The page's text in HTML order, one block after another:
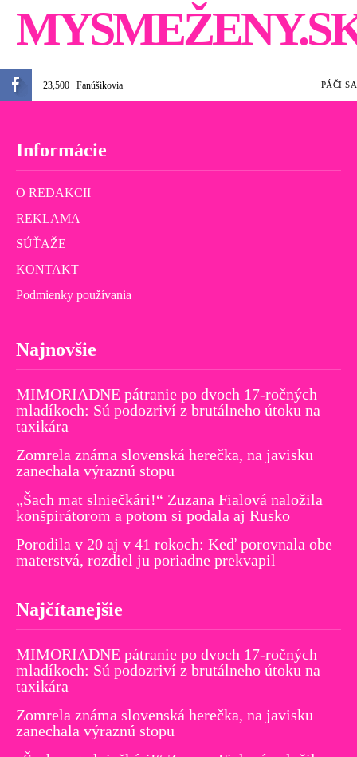
23,500 Fanúšikovia PÁČI SA
Informácie
O REDAKCII
REKLAMA
SÚŤAŽE
KONTAKT
Podmienky používania
Najnovšie
MIMORIADNE pátranie po dvoch 17-ročných
mladíkoch: Sú podozriví z brutálneho útoku na
taxikára
Zomrela známa slovenská herečka, na javisku
zanechala výraznú stopu
„Šach mat slniečkári!“ Zuzana Fialová naložila
konšpirátorom a potom si podala aj Rusko
Porodila v 20 aj v 41 rokoch: Keď porovnala obe
materstvá, rozdiel ju poriadne prekvapil
Najčítanejšie
MIMORIADNE pátranie po dvoch 17-ročných
mladíkoch: Sú podozriví z brutálneho útoku na
taxikára
Zomrela známa slovenská herečka, na javisku
zanechala výraznú stopu